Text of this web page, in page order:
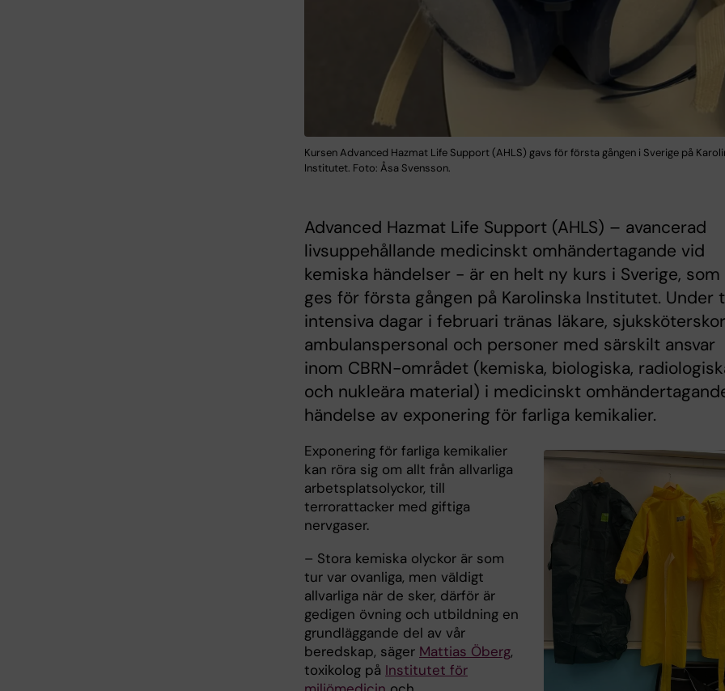
Kursen Advanced Hazmat Life Support (AHLS) gavs för första gången i Sverige på
Institutet. Foto: Åsa Svensson.
Advanced Hazmat Life Support (AHLS) – avancerad
livsuppehållande medicinskt omhändertagande vid
kemiska händelser - är en helt ny kurs i Sverige, som
ges för första gången på Karolinska Institutet. Under
intensiva dagar i februari tränas läkare,
ambulanspersonal och personer med särskilt ansvar
inom CBRN-området (kemiska, biologiska,
och nukleära material) i medicinskt
händelse av exponering för farliga kemikalier.
Exponering för farliga kemikalier
kan röra sig om allt från allvarliga
arbetsplatsolyckor, till
terrorattacker med giftiga
nervgaser.
– Stora kemiska olyckor är som
tur var ovanliga, men väldigt
allvarliga när de sker, därför är
gedigen övning och utbildning en
grundläggande del av vår
beredskap, säger Mattias Öberg,
toxikolog på Institutet för